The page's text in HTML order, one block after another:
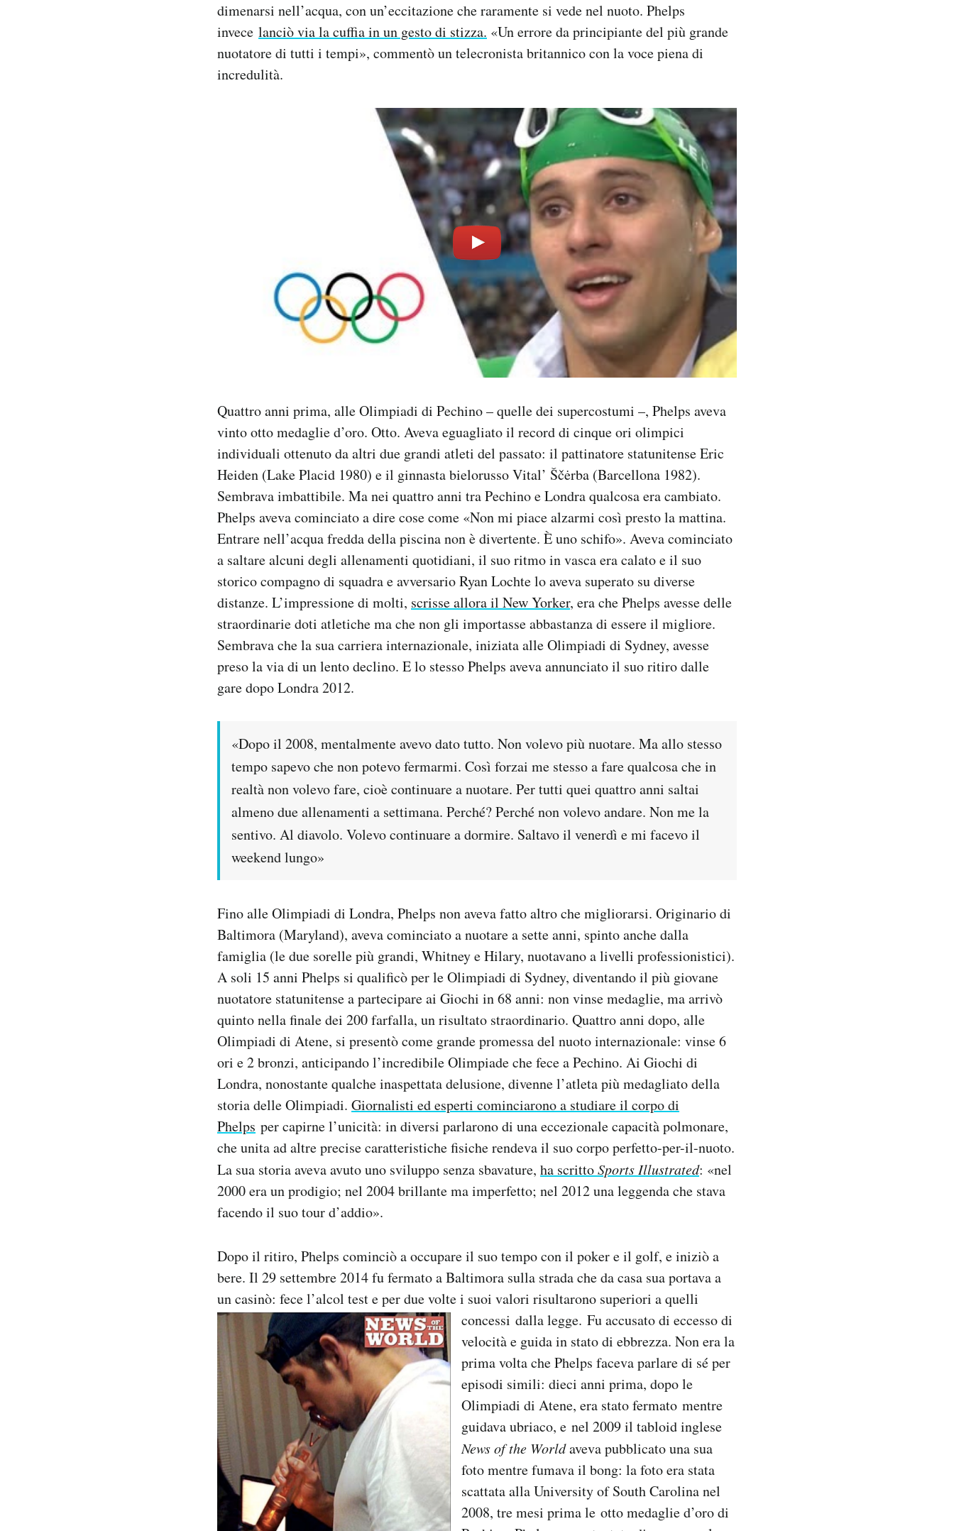
dimenarsi nell’acqua, con un’eccitazione che raramente si vede nel nuoto. Phelps
invece lanciò via la cuffia in un gesto di stizza. «Un errore da principiante del più grande
nuotatore di tutti i tempi», commentò un telecronista britannico con la voce piena di
incredulità.
Quattro anni prima, alle Olimpiadi di Pechino – quelle dei supercostumi –, Phelps aveva
vinto otto medaglie d’oro. Otto. Aveva eguagliato il record di cinque ori olimpici
individuali ottenuto da altri due grandi atleti del passato: il pattinatore statunitense Eric
Heiden (Lake Placid 1980) e il ginnasta bielorusso Vital’ Ščėrba (Barcellona 1982).
Sembrava imbattibile. Ma nei quattro anni tra Pechino e Londra qualcosa era cambiato.
Phelps aveva cominciato a dire cose come «Non mi piace alzarmi così presto la mattina.
Entrare nell’acqua fredda della piscina non è divertente. È uno schifo». Aveva cominciato
a saltare alcuni degli allenamenti quotidiani, il suo ritmo in vasca era calato e il suo
storico compagno di squadra e avversario Ryan Lochte lo aveva superato su diverse
distanze. L’impressione di molti, scrisse allora il New Yorker, era che Phelps avesse delle
straordinarie doti atletiche ma che non gli importasse abbastanza di essere il migliore.
Sembrava che la sua carriera internazionale, iniziata alle Olimpiadi di Sydney, avesse
preso la via di un lento declino. E lo stesso Phelps aveva annunciato il suo ritiro dalle
gare dopo Londra 2012.
«Dopo il 2008, mentalmente avevo dato tutto. Non volevo più nuotare. Ma allo stesso
tempo sapevo che non potevo fermarmi. Così forzai me stesso a fare qualcosa che in
realtà non volevo fare, cioè continuare a nuotare. Per tutti quei quattro anni saltai
almeno due allenamenti a settimana. Perché? Perché non volevo andare. Non me la
sentivo. Al diavolo. Volevo continuare a dormire. Saltavo il venerdì e mi facevo il
weekend lungo»
Fino alle Olimpiadi di Londra, Phelps non aveva fatto altro che migliorarsi. Originario di
Baltimora (Maryland), aveva cominciato a nuotare a sette anni, spinto anche dalla
famiglia (le due sorelle più grandi, Whitney e Hilary, nuotavano a livelli professionistici).
A soli 15 anni Phelps si qualificò per le Olimpiadi di Sydney, diventando il più giovane
nuotatore statunitense a partecipare ai Giochi in 68 anni: non vinse medaglie, ma arrivò
quinto nella finale dei 200 farfalla, un risultato straordinario. Quattro anni dopo, alle
Olimpiadi di Atene, si presentò come grande promessa del nuoto internazionale: vinse 6
ori e 2 bronzi, anticipando l’incredibile Olimpiade che fece a Pechino. Ai Giochi di
Londra, nonostante qualche inaspettata delusione, divenne l’atleta più medagliato della
storia delle Olimpiadi. Giornalisti ed esperti cominciarono a studiare il corpo di
Phelps per capirne l’unicità: in diversi parlarono di una eccezionale capacità polmonare,
che unita ad altre precise caratteristiche fisiche rendeva il suo corpo perfetto-per-il-nuoto.
La sua storia aveva avuto uno sviluppo senza sbavature, ha scrittoSports Illustrated: «nel
2000 era un prodigio; nel 2004 brillante ma imperfetto; nel 2012 una leggenda che stava
facendo il suo tour d’addio».
Dopo il ritiro, Phelps cominciò a occupare il suo tempo con il poker e il golf, e iniziò a
bere. Il 29 settembre 2014 fu fermato a Baltimora sulla strada che da casa sua portava a
un casinò: fece l’alcol test e per due volte i suoi valori risultarono superiori a quelli
concessi dalla legge. Fu accusato di eccesso di
velocità e guida in stato di ebbrezza. Non era la
prima volta che Phelps faceva parlare di sé per
episodi simili: dieci anni prima, dopo le
Olimpiadi di Atene, era stato fermato mentre
guidava ubriaco, e nel 2009 il tabloid inglese
News of the Worldaveva pubblicato una sua
foto mentre fumava il bong: la foto era stata
scattata alla University of South Carolina nel
2008, tre mesi prima le otto medaglie d’oro di